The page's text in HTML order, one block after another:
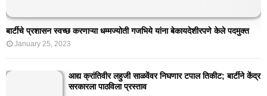
बार्टीचे प्रशासन स्वच्छ करणाऱ्या धम्मज्योती गजभिये यांना बेकायदेशीरपणे केले पदमुक्त
January 25, 2023
आद्य क्रांतिवीर लहुजी साळवेंवर निघणार टपाल तिकीट; बार्टीने केंद्र
सरकारला पाठविला प्रस्ताव